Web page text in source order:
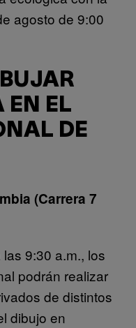
agosto de 9:00
EL
DE
(Carrera 7
9:30 a.m., los
podrán realizar
de distintos
dibujo en